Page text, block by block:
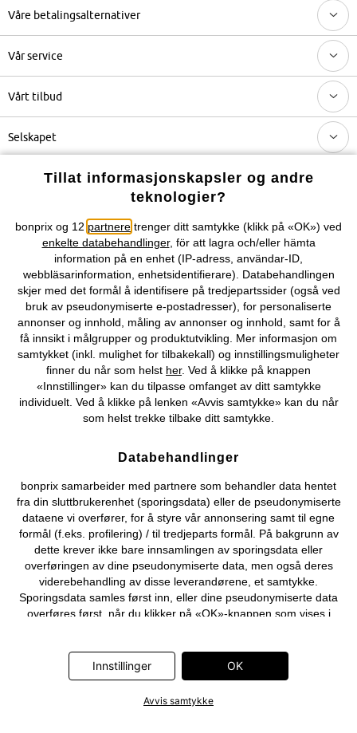
Våre betalingsalternativer
Vår service
Vårt tilbud
Selskapet
Topkategorier / Sesongvarer
Du kan også finne oss på
Kjøpsvilkår Personopplysninger Cookie-innstillinger
Om Oss Angre kjøp
©2026 bonprix.
Tillat informasjonskapsler og andre
teknologier?
bonprix og 12 partnere trenger ditt samtykke (klikk på «OK») ved
enkelte databehandlinger, för att lagra och/eller hämta
information på en enhet (IP-adress, användar-ID,
webbläsarinformation, enhetsidentifierare). Databehandlingen
skjer med det formål å identifisere på tredjepartssider (også ved
bruk av pseudonymiserte e-postadresser), for personaliserte
annonser og innhold, måling av annonser og innhold, samt for å
få innsikt i målgrupper og produktutvikling. Mer informasjon om
samtykket (inkl. mulighet for tilbakekall) og innstillingsmuligheter
finner du når som helst her. Ved å klikke på knappen
«Innstillinger» kan du tilpasse omfanget av ditt samtykke
individuelt. Ved å klikke på lenken «Avvis samtykke» kan du når
som helst trekke tilbake ditt samtykke.
Databehandlinger
bonprix samarbeider med partnere som behandler data hentet
fra din sluttbrukerenhet (sporingsdata) eller de pseudonymiserte
dataene vi overfører, for å styre vår annonsering samt til egne
formål (f.eks. profilering) / til tredjeparts formål. På bakgrunn av
dette krever ikke bare innsamlingen av sporingsdata eller
overføringen av dine pseudonymiserte data, men også deres
viderebehandling av disse leverandørene, et samtykke.
Sporingsdata samles først inn, eller dine pseudonymiserte data
overføres først, når du klikker på «OK»-knappen som vises i
Communications GmbH, ID5 Technology Ltd, Meta Platforms
Ireland Ltd, Microsoft Ireland Operations Ltd, Pinterest Europe
Technologies UK Ltd. Ytterligere informasjon om
Innstillinger OK
Avvis samtykke